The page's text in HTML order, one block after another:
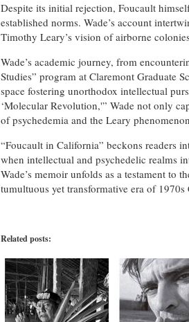
Despite its initial rejection, Foucault
established norms. Wade’s account
Timothy Leary’s vision of airborne
Wade’s academic journey, from
Studies” program at Claremont Graduate
space fostering unorthodox intellectual
‘Molecular Revolution,'” Wade not only
of psychedemia and the Leary
“Foucault in California” beckons readers
when intellectual and psychedelic realms
Wade’s memoir unfolds as a testament to
tumultuous yet transformative era of 1970s
Related posts: